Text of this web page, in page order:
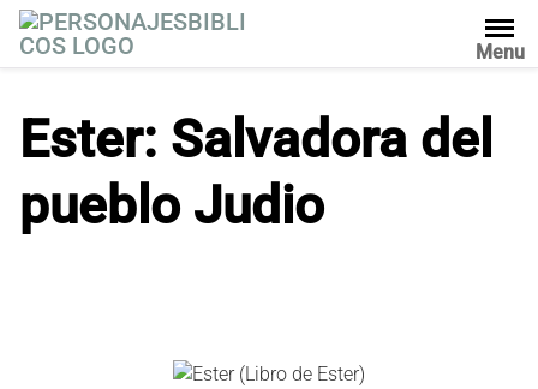
l
Menu
Ester: Salvadora del
pueblo Judio